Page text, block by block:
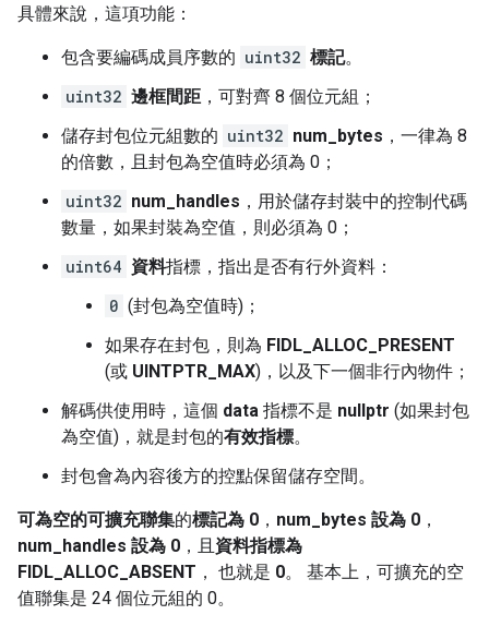
具體來說，這項功能：
包含要編碼成員序數的 uint32 標記。
uint32 邊框間距 ，可對齊 8 個位元組；
儲存封包位元組數的 uint32 num_bytes ，一律為 8
的倍數，且封包為空值時必須為 0；
uint32 num_handles ，用於儲存封裝中的控制代碼
數量，如果封裝為空值，則必須為 0；
uint64 資料指標，指出是否有行外資料：
0 (封包為空值時)；
如果存在封包，則為 FIDL_ALLOC_PRESENT
(或 UINTPTR_MAX)，以及下一個非行內物件；
解碼供使用時，這個 data 指標不是 nullptr (如果封包
為空值)，就是封包的有效指標。
封包會為內容後方的控點保留儲存空間。
可為空的可擴充聯集的標記為 0 ， num_bytes 設為 0 ，
num_handles 設為 0 ，且 資料指標為
FIDL_ALLOC_ABSENT ， 也就是 0。 基本上，可擴充的空
值聯集是 24 個位元組的 0。